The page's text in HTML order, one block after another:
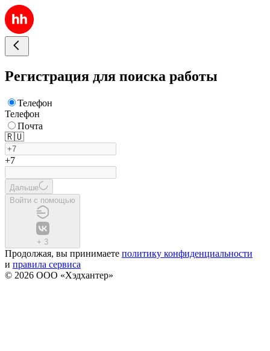
Регистрация для поиска работы
Телефон
Телефон
Почта
🇷🇺
+7
Дальше
Войти с помощью
+ 3
Продолжая, вы принимаете политику конфиденциальности
и правила сервиса
© 2026 ООО «Хэдхантер»